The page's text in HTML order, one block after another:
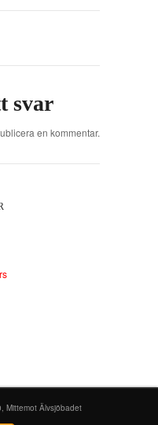
svar
en kommentar.
Mittemot Älvsjöbadet